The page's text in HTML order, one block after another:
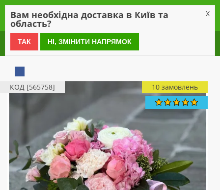
0 800 21 54 55
КОД [565758] 10 замовлень
Вам необхідна доставка в Київ та
область?
X
ТАК НІ, ЗМІНИТИ НАПРЯМОК